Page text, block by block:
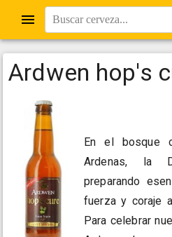
Buscar cerveza...
Ardwen hop's
En el bosque
Ardenas, la
preparando
fuerza y coraje
Para celebrar